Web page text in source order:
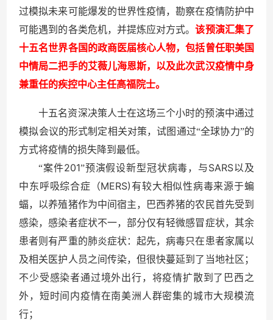
过模拟未来可能爆发的世界性疫情，勘察在疫情防护中
可能遇到的各类危机，并提炼应对方式。该预演汇集了
十五名世界各国的政商医届核心人物，包括曾任职美国
中情局二把手的艾薇儿海恩斯，以及此次武汉疫情中身
兼重任的疾控中心主任高福院士。
十五名资深决策人士在这场三个小时的预演中通过
模拟会议的形式制定相关对策，试图通过“全球协力”的
方式将疫情的损失降到最低。
“案件201”预演假设新型冠状病毒，与SARS以及
中东呼吸综合症（MERS)有较大相似性病毒来源于蝙
蝠，以养殖猪作为中间宿主，巴西养猪的农民首先受到
感染，感染者症状不一， 部分仅有轻微感冒症状，其余
患者则有严重的肺炎症状：起先，病毒只在患者家属以
及相关医护人员之间传染，但很快蔓延到了当地社区；
不少受感染者通过境外出行，将疫情扩散到了巴西之
外，短时间内疫情在南美洲人群密集的城市大规模流
行；